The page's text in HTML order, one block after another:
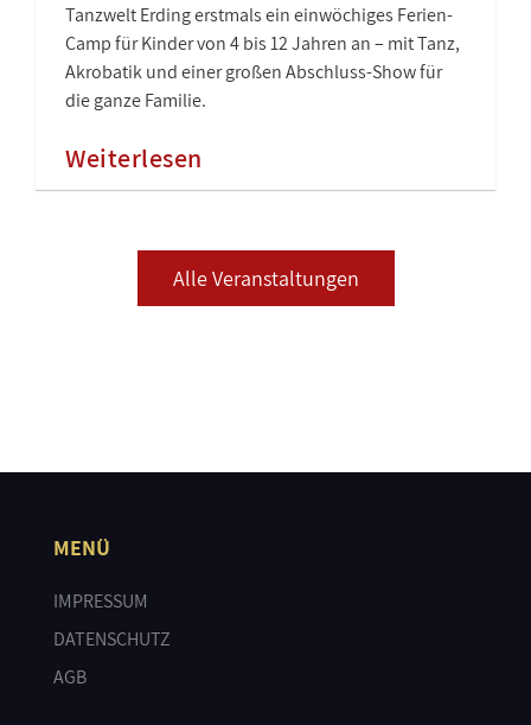
Tanzwelt Erding erstmals ein einwöchiges Ferien-
Camp für Kinder von 4 bis 12 Jahren an – mit Tanz,
Akrobatik und einer großen Abschluss-Show für
die ganze Familie.
Weiterlesen
Alle Veranstaltungen
MENÜ
IMPRESSUM
DATENSCHUTZ
AGB